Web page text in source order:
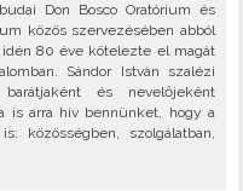
Don Bosco Oratórium és
közös szervezésében abból
80 éve kötelezte el magát
Sándor István szalézi
és nevelőjeként
is arra hív bennünket, hogy a
közösségben, szolgálatban,